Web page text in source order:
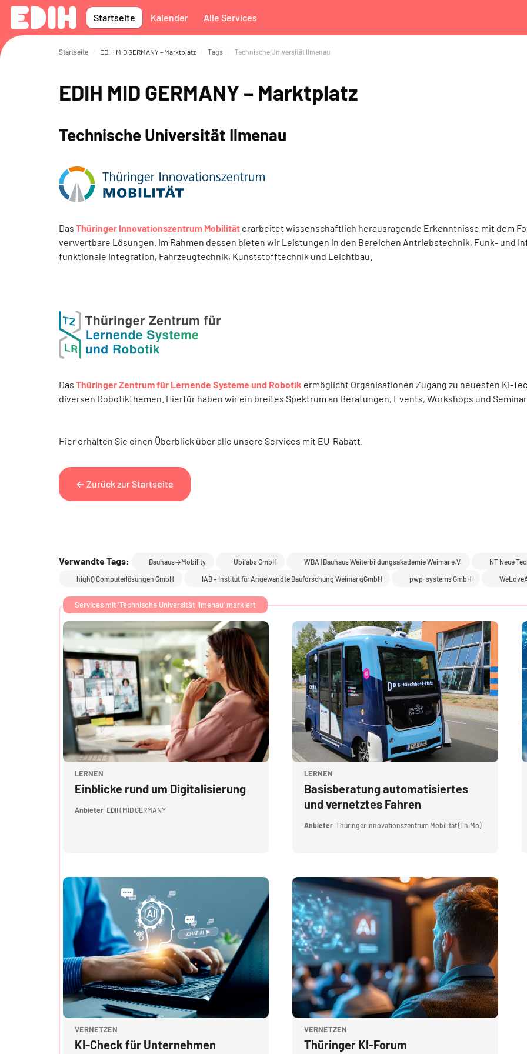
Zum Hauptinhalt
Startseite
Kalender Alle Services
Startseite EDIH MID GERMANY – Marktplatz Tags Technische Universität Ilmenau
EDIH MID GERMANY – Marktplatz
Technische Universität Ilmenau
Das Thüringer Innovationszentrum Mobilität erarbeitet wissenschaftlich herausragende Erkenntnisse mit dem
verwertbare Lösungen. Im Rahmen dessen bieten wir Leistungen in den Bereichen Antriebstechnik, Funk- und
funktionale Integration, Fahrzeugtechnik, Kunststofftechnik und Leichtbau.
Das Thüringer Zentrum für Lernende Systeme und Robotik ermöglicht Organisationen Zugang zu neuesten KI-
diversen Robotikthemen. Hierfür haben wir ein breites Spektrum an Beratungen, Events, Workshops und
Hier erhalten Sie einen Überblick über alle unsere Services mit EU-Rabatt.
← Zurück zur Startseite
Verwandte Tags: Bauhaus→Mobility Ubilabs GmbH WBA | Bauhaus Weiterbildungsakademie Weimar e.V. NT Neue
highQ Computerlösungen GmbH IAB – Institut für Angewandte Bauforschung Weimar gGmbH pwp-systems GmbH
Services mit 'Technische Universität Ilmenau' markiert
Kursbild" Einblicke rund um Digitalisierung
Kursbild
LERNEN
Kursname
Einblicke rund um Digitalisierung
Anbieter EDIH MID GERMANY
Kursbild" Basisberatung automatisiertes und vernetztes Fahren
Kursbild
LERNEN
Kursname
Basisberatung automatisiertes
und vernetztes Fahren
Anbieter Thüringer Innovationszentrum Mobilität (ThIMo)
Kursbild" KI-Check für Unternehmen
Kursbild
VERNETZEN
Kursname
KI-Check für Unternehmen
Kursbild" Thüringer KI-Forum
Kursbild
VERNETZEN
Kursname
Thüringer KI-Forum